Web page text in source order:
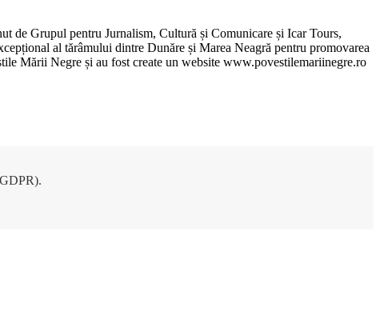
de Grupul pentru Jurnalism, Cultură și Comunicare și Icar Tours,
al tărâmului dintre Dunăre și Marea Neagră pentru promovarea
Mării Negre și au fost create un website www.povestilemariinegre.ro